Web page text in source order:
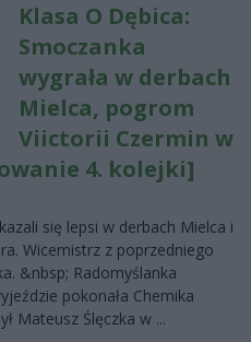
Klasa O Dębica:
Smoczanka
wygrała w derbach
Mielca, pogrom
Viictorii Czermin w
4. kolejki]
się lepsi w derbach Mielca i
Wicemistrz z poprzedniego
&nbsp; Radomyślanka
pokonała Chemika
Mateusz Ślęczka w ...